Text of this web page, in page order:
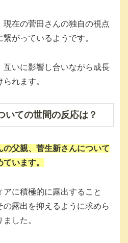
現在の菅田さんの独自の視点
がっているようです。
互いに影響し合いながら成長
れます。
いての世間の反応は？
父親、菅生新さんについて
います。
に積極的に露出すること
露出を抑えるように求めら
した。